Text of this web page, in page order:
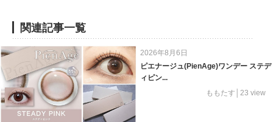
関連記事一覧
2026年8月6日
ピエナージュ(PienAge)ワンデー ステデ
ィピン...
ももたす│23 view